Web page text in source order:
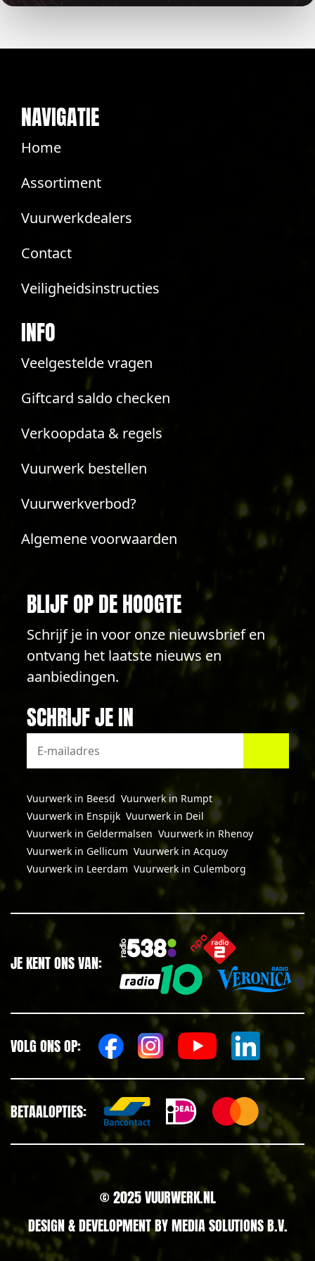
NAVIGATIE
Home
Assortiment
Vuurwerkdealers
Contact
Veiligheidsinstructies
INFO
Veelgestelde vragen
Giftcard saldo checken
Verkoopdata & regels
Vuurwerk bestellen
Vuurwerkverbod?
Algemene voorwaarden
BLIJF OP DE HOOGTE
Schrijf je in voor onze nieuwsbrief en
ontvang het laatste nieuws en
aanbiedingen.
SCHRIJF JE IN
Vuurwerk in Beesd Vuurwerk in Rumpt
Vuurwerk in Enspijk Vuurwerk in Deil
Vuurwerk in Geldermalsen Vuurwerk in Rhenoy
Vuurwerk in Gellicum Vuurwerk in Acquoy
Vuurwerk in Leerdam Vuurwerk in Culemborg
JE KENT ONS VAN:
VOLG ONS OP:
BETAALOPTIES:
© 2025 VUURWERK.NL
DESIGN & DEVELOPMENT BYMEDIA SOLUTIONS B.V.